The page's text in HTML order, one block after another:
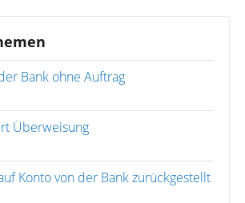
Bank ohne Auftrag
Überweisung
Konto von der Bank zurückgestellt